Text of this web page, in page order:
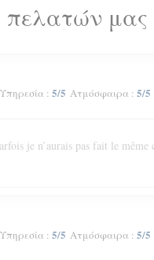
πελατών μας
Υπηρεσία : 5/5 Ατμόσφαιρα : 5/5
je n’aurais pas fait le
Υπηρεσία : 5/5 Ατμόσφαιρα : 5/5